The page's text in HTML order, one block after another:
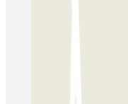
Saba Aeroporto di
MART PARKING –
MART PARKING –